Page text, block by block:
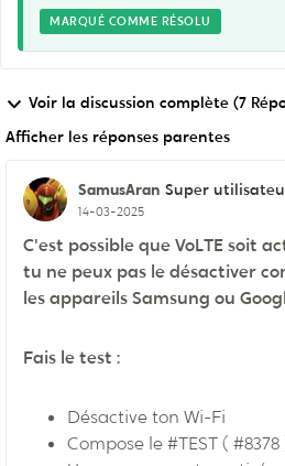
MARQUÉ COMME RÉSOLU
Voir la discussion complète (7
Afficher les réponses parentes
SamusAran Super
14-03-2025
C'est possible que VoLTE soit
tu ne peux pas le désactiver
les appareils Samsung ou
Fais le test :
Désactive ton Wi-Fi
Compose le #TEST ( #8378